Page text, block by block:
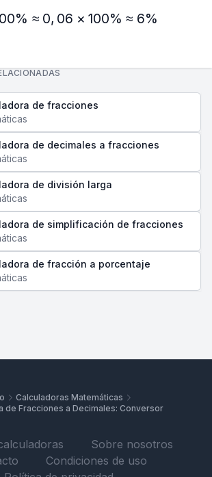
\frac{5}{83} × 100\% ≈
≈ 0, 06 × 100% ≈ 6%
de fracciones
de decimales a fracciones
de división larga
de simplificación de fracciones
de fracción a porcentaje
Calculadoras Matemáticas
de Fracciones a Decimales: Conversor
Sobre nosotros
Condiciones de uso